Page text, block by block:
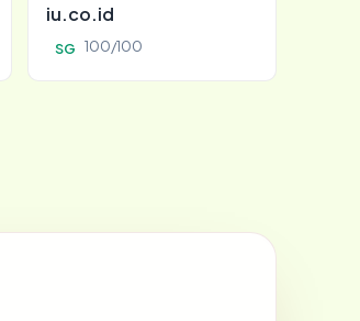
iu.co.id
SG 100/100